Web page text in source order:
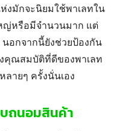
งมักจะนิยมใช้พาเลทใน
ญ่หรือมีจำนวนมาก แต่
นอกจากนี้ยังช่วยป้องกัน
คุณสมบัติที่ดีของพาเลท
ายๆ ครั้งนั่นเอง
ถนอมสินค้า